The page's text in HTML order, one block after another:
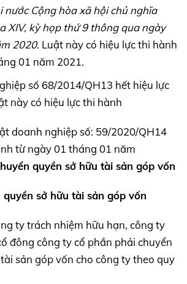
nước Cộng hòa xã hội chủ nghĩa
XIV, kỳ họp thứ 9 thông qua ngày
2020.Luật này có hiệu lực thi hành
01 năm 2021.
số 68/2014/QH13 hết hiệu lực
này có hiệu lực thi hành
doanh nghiệp số: 59/2020/QH14
từ ngày 01 tháng 01 năm
quyền sở hữu tài sản góp vốn
sở hữu tài sản góp vốn
ty trách nhiệm hữu hạn, công ty
đông công ty cổ phần phải chuyển
sản góp vốn cho công ty theo quy